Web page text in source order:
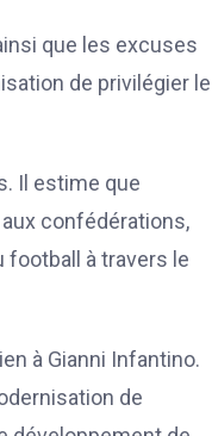
que les excuses
de privilégier le
Il estime que
aux confédérations,
à travers le
à Gianni Infantino.
de